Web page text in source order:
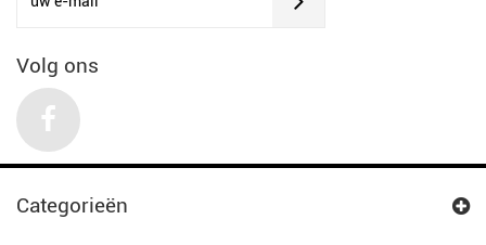
Volg ons
Categorieën